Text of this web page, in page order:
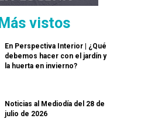
Más vistos
En Perspectiva Interior | ¿Qué
debemos hacer con el jardín y
la huerta en invierno?
Noticias al Mediodía del 28 de
julio de 2026